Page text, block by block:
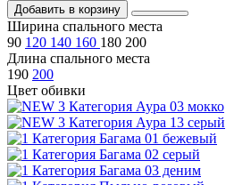
Добавить в корзину
Ширина спального места
90 120 140 160 180 200
Длина спального места
190 200
Цвет обивки